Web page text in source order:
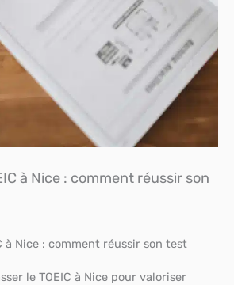
à Nice : comment réussir son
à Nice : comment réussir son test
le TOEIC à Nice pour valoriser